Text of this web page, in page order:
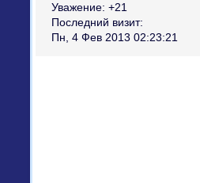
Уважение: +21
Последний визит:
Пн, 4 Фев 2013 02:23:21